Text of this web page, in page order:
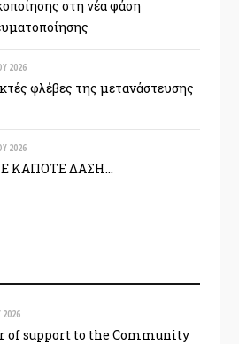
στη νέα φάση
2026
φλέβες της μετανάστευσης
2026
ΚΑΠΟΤΕ ΔΑΣΗ…
2026
of support to the Community